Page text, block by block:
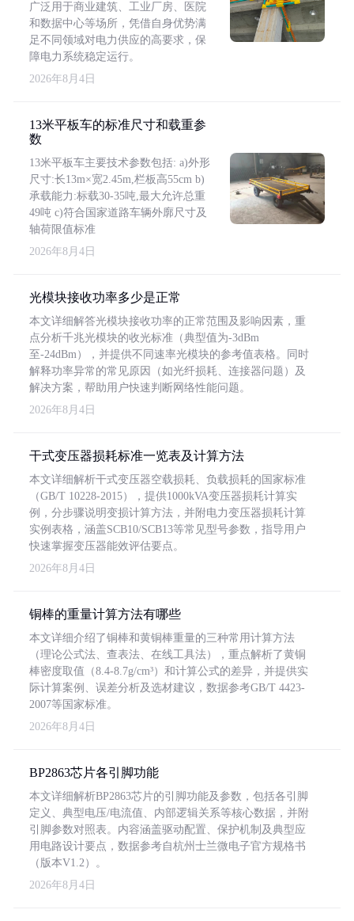
广泛用于商业建筑、工业厂房、医院
和数据中心等场所，凭借自身优势满
足不同领域对电力供应的高要求，保
障电力系统稳定运行。
2026年8月4日
13米平板车的标准尺寸和载重参
数
13米平板车主要技术参数包括: a)外形
尺寸:长13m×宽2.45m,栏板高55cm b)
承载能力:标载30-35吨,最大允许总重
49吨 c)符合国家道路车辆外廓尺寸及
轴荷限值标准
2026年8月4日
光模块接收功率多少是正常
本文详细解答光模块接收功率的正常范围及影响因素，重
点分析千兆光模块的收光标准（典型值为-3dBm
至-24dBm），并提供不同速率光模块的参考值表格。同时
解释功率异常的常见原因（如光纤损耗、连接器问题）及
解决方案，帮助用户快速判断网络性能问题。
2026年8月4日
干式变压器损耗标准一览表及计算方法
本文详细解析干式变压器空载损耗、负载损耗的国家标准
（GB/T 10228-2015），提供1000kVA变压器损耗计算实
例，分步骤说明变损计算方法，并附电力变压器损耗计算
实例表格，涵盖SCB10/SCB13等常见型号参数，指导用户
快速掌握变压器能效评估要点。
2026年8月4日
铜棒的重量计算方法有哪些
本文详细介绍了铜棒和黄铜棒重量的三种常用计算方法
（理论公式法、查表法、在线工具法），重点解析了黄铜
棒密度取值（8.4-8.7g/cm³）和计算公式的差异，并提供实
际计算案例、误差分析及选材建议，数据参考GB/T 4423-
2007等国家标准。
2026年8月4日
BP2863芯片各引脚功能
本文详细解析BP2863芯片的引脚功能及参数，包括各引脚
定义、典型电压/电流值、内部逻辑关系等核心数据，并附
引脚参数对照表。内容涵盖驱动配置、保护机制及典型应
用电路设计要点，数据参考自杭州士兰微电子官方规格书
（版本V1.2）。
2026年8月4日